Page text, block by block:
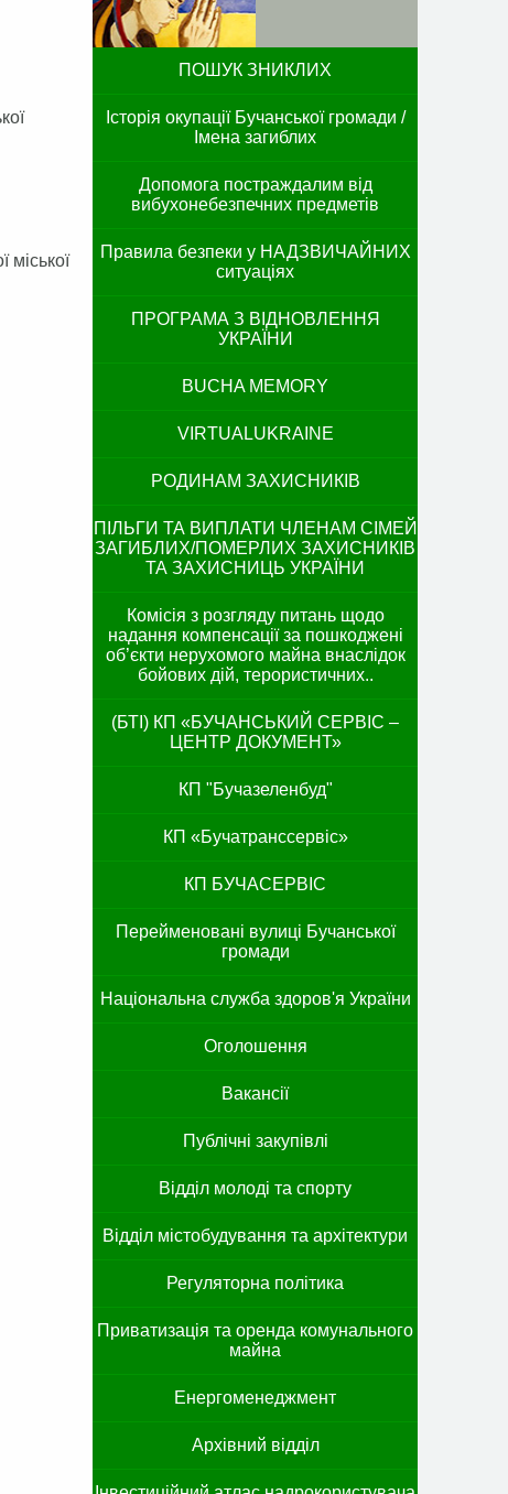
міської
ПОШУК ЗНИКЛИХ
Історія окупації Бучанської громади /
Імена загиблих
Допомога постраждалим від
вибухонебезпечних предметів
Правила безпеки у НАДЗВИЧАЙНИХ
ситуаціях
ПРОГРАМА З ВІДНОВЛЕННЯ
УКРАЇНИ
BUCHA MEMORY
VIRTUALUKRAINE
РОДИНАМ ЗАХИСНИКІВ
ПІЛЬГИ ТА ВИПЛАТИ ЧЛЕНАМ СІМЕЙ
ЗАГИБЛИХ/ПОМЕРЛИХ ЗАХИСНИКІВ
ТА ЗАХИСНИЦЬ УКРАЇНИ
Комісія з розгляду питань щодо
надання компенсації за пошкоджені
об’єкти нерухомого майна внаслідок
бойових дій, терористичних..
(БТІ) КП «БУЧАНСЬКИЙ СЕРВІС –
ЦЕНТР ДОКУМЕНТ»
КП "Бучазеленбуд"
КП «Бучатранссервіс»
КП БУЧАСЕРВІС
Перейменовані вулиці Бучанської
громади
Національна служба здоров'я України
Оголошення
Вакансії
Публічні закупівлі
Відділ молоді та спорту
Відділ містобудування та архітектури
Регуляторна політика
Приватизація та оренда комунального
майна
Енергоменеджмент
Архівний відділ